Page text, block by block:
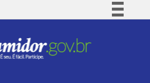
Comunica BR